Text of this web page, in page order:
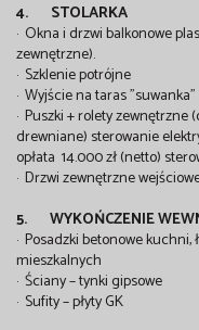
4. STOLARKA
· Okna i drzwi balkonowe
zewnętrzne).
· Szklenie potrójne
· Wyjście na taras "suwanka"
· Puszki + rolety
drewniane) sterowanie
opłata 14.000 zł (netto)
· Drzwi zewnętrzne
5. WYKOŃCZENIE
· Posadzki betonowe kuchni,
mieszkalnych
· Ściany – tynki gipsowe
· Sufity – płyty GK